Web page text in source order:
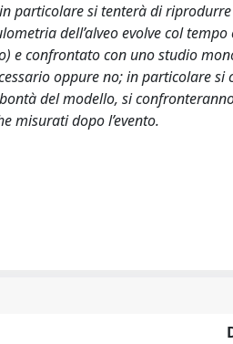
particolare si tenterà di
dell’alveo evolve col
e confrontato con uno studio
oppure no; in particolare si
del modello, si
misurati dopo l’evento.